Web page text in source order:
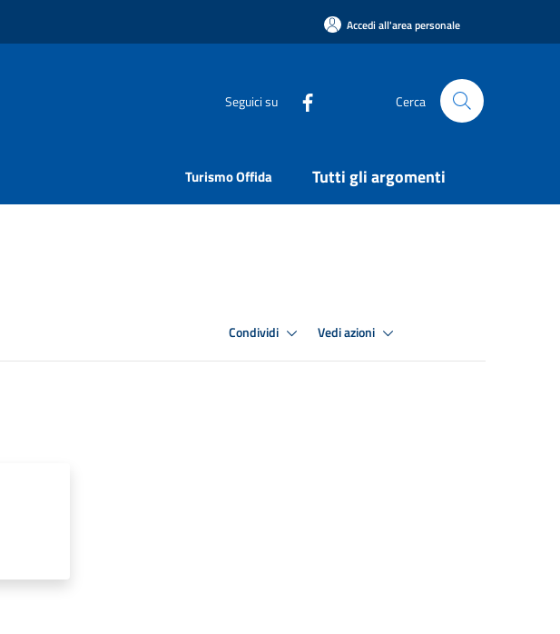
Accedi all'area personale
Seguici su Cerca
Turismo Offida Tutti gli argomenti
Condividi Vedi azioni